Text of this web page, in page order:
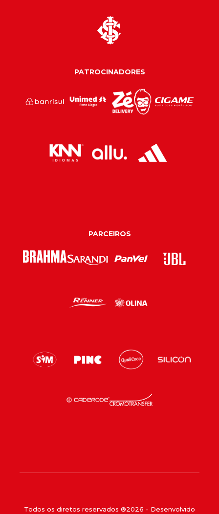
PATROCINADORES
PARCEIROS
Todos os diretos reservados ®2026 - Desenvolvido